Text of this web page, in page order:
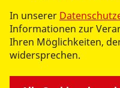
Verhinderungpflege
BILDUNG
In unserer
Informationen zur
Ihren Möglichkeiten,
widersprechen.